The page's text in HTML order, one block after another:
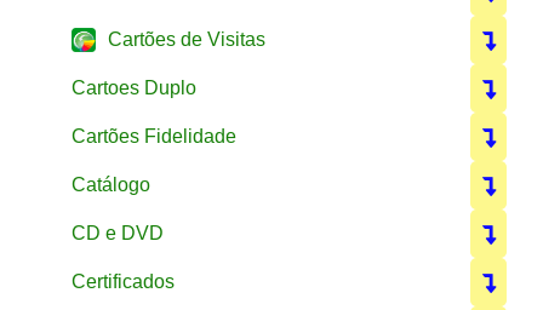
Cartões de Visitas
Cartoes Duplo
Cartões Fidelidade
Catálogo
CD e DVD
Certificados